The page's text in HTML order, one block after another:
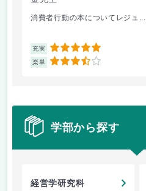
消費者行動の本についてレジュ...
充実 5
楽単 3.5
学部から探す
経営学研究科